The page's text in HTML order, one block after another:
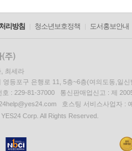
리방침 청소년보호정책 도서홍보안내
최세라
영등포구 은행로 11, 5층~6층(여의도동,일신
호 : 229-81-37000 통신판매업신고 : 제
호스팅 서비스사업자 :
Corp. All Rights Reserved.